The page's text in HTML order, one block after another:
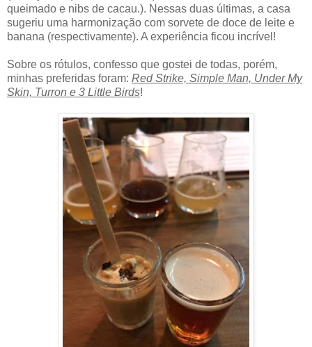
queimado e nibs de cacau.). Nessas duas últimas, a casa
sugeriu uma harmonização com sorvete de doce de leite e
banana (respectivamente). A experiência ficou incrível!
Sobre os rótulos, confesso que gostei de todas, porém,
minhas preferidas foram: Red Strike, Simple Man, Under My
Skin, Turron e 3 Little Birds!